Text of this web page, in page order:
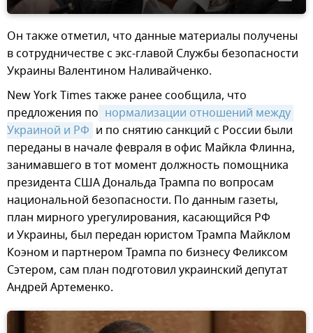
Он также отметил, что данные материалы получены
в сотрудничестве с экс-главой Службы безопасности
Украины Валентином Наливайченко.
New York Times также ранее сообщила, что
предложения по нормализации отношений между
Украиной и РФ и по снятию санкций с России были
переданы в начале февраля в офис Майкла Флинна,
занимавшего в тот момент должность помощника
президента США Дональда Трампа по вопросам
национальной безопасности. По данным газеты,
план мирного урегулирования, касающийся РФ
и Украины, был передан юристом Трампа Майклом
Коэном и партнером Трампа по бизнесу Феликсом
Сэтером, сам план подготовил украинский депутат
Андрей Артеменко.